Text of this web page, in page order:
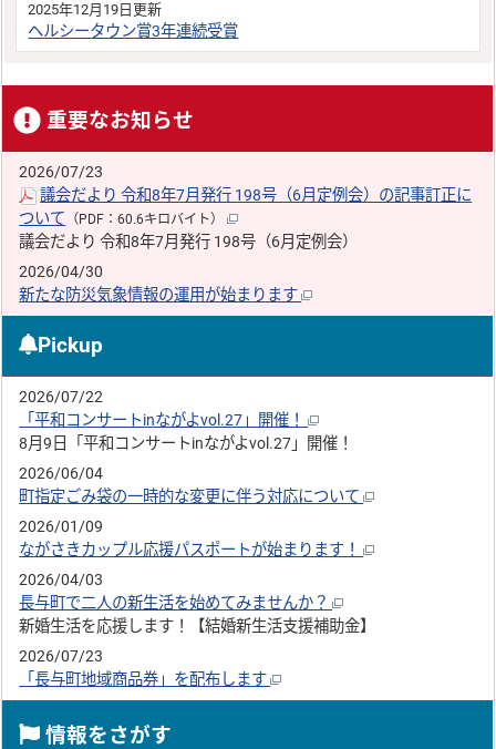
2025年12月19日更新
ヘルシータウン賞3年連続受賞
重要なお知らせ
2026/07/23
議会だより 令和8年7月発行 198号（6月定例会）の記事訂正に
ついて （PDF：60.6キロバイト）
議会だより 令和8年7月発行 198号（6月定例会）
2026/04/30
新たな防災気象情報の運用が始まります
Pickup
2026/07/22
「平和コンサートinながよvol.27」開催！
8月9日「平和コンサートinながよvol.27」開催！
2026/06/04
町指定ごみ袋の一時的な変更に伴う対応について
2026/01/09
ながさきカップル応援パスポートが始まります！
2026/04/03
長与町で二人の新生活を始めてみませんか？
新婚生活を応援します！【結婚新生活支援補助金】
2026/07/23
「長与町地域商品券」を配布します
情報をさがす